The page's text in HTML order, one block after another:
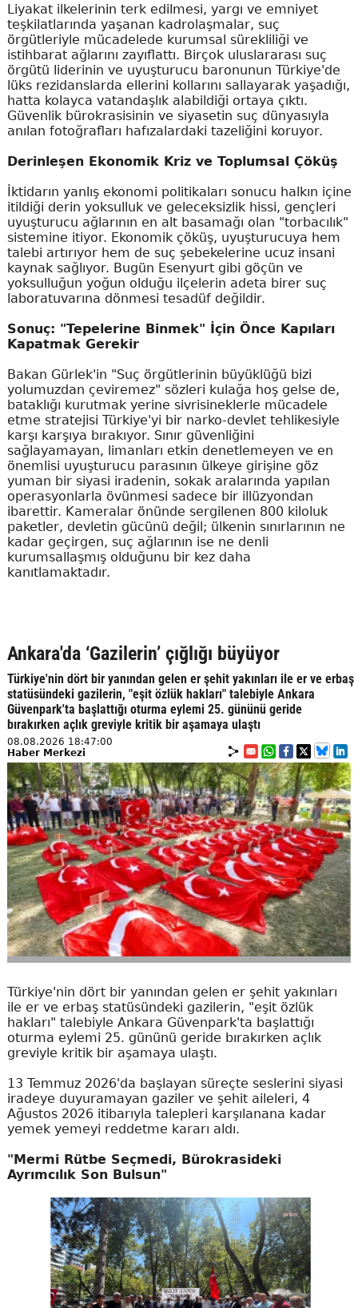
Liyakat ilkelerinin terk edilmesi, yargı ve emniyet
teşkilatlarında yaşanan kadrolaşmalar, suç
örgütleriyle mücadelede kurumsal sürekliliği ve
istihbarat ağlarını zayıflattı. Birçok uluslararası suç
örgütü liderinin ve uyuşturucu baronunun Türkiye'de
lüks rezidanslarda ellerini kollarını sallayarak yaşadığı,
hatta kolayca vatandaşlık alabildiği ortaya çıktı.
Güvenlik bürokrasisinin ve siyasetin suç dünyasıyla
anılan fotoğrafları hafızalardaki tazeliğini koruyor.
Derinleşen Ekonomik Kriz ve Toplumsal Çöküş
İktidarın yanlış ekonomi politikaları sonucu halkın içine
itildiği derin yoksulluk ve geleceksizlik hissi, gençleri
uyuşturucu ağlarının en alt basamağı olan "torbacılık"
sistemine itiyor. Ekonomik çöküş, uyuşturucuya hem
talebi artırıyor hem de suç şebekelerine ucuz insani
kaynak sağlıyor. Bugün Esenyurt gibi göçün ve
yoksulluğun yoğun olduğu ilçelerin adeta birer suç
laboratuvarına dönmesi tesadüf değildir.
Sonuç: "Tepelerine Binmek" İçin Önce Kapıları
Kapatmak Gerekir
Bakan Gürlek'in "Suç örgütlerinin büyüklüğü bizi
yolumuzdan çeviremez" sözleri kulağa hoş gelse de,
bataklığı kurutmak yerine sivrisineklerle mücadele
etme stratejisi Türkiye'yi bir narko-devlet tehlikesiyle
karşı karşıya bırakıyor. Sınır güvenliğini
sağlayamayan, limanları etkin denetlemeyen ve en
önemlisi uyuşturucu parasının ülkeye girişine göz
yuman bir siyasi iradenin, sokak aralarında yapılan
operasyonlarla övünmesi sadece bir illüzyondan
ibarettir. Kameralar önünde sergilenen 800 kiloluk
paketler, devletin gücünü değil; ülkenin sınırlarının ne
kadar geçirgen, suç ağlarının ise ne denli
kurumsallaşmış olduğunu bir kez daha
kanıtlamaktadır.
Ankara'da ‘Gazilerin’ çığlığı büyüyor
Türkiye'nin dört bir yanından gelen er şehit yakınları ile er ve erbaş
statüsündeki gazilerin, "eşit özlük hakları" talebiyle Ankara
Güvenpark'ta başlattığı oturma eylemi 25. gününü geride
bırakırken açlık greviyle kritik bir aşamaya ulaştı
08.08.2026 18:47:00
Haber Merkezi
Türkiye'nin dört bir yanından gelen er şehit yakınları
ile er ve erbaş statüsündeki gazilerin, "eşit özlük
hakları" talebiyle Ankara Güvenpark'ta başlattığı
oturma eylemi 25. gününü geride bırakırken açlık
greviyle kritik bir aşamaya ulaştı.
13 Temmuz 2026'da başlayan süreçte seslerini siyasi
iradeye duyuramayan gaziler ve şehit aileleri, 4
Ağustos 2026 itibarıyla talepleri karşılanana kadar
yemek yemeyi reddetme kararı aldı.
"Mermi Rütbe Seçmedi, Bürokrasideki
Ayrımcılık Son Bulsun"